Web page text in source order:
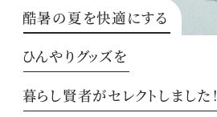
酷暑の夏を快適にする
ひんやりグッズを
暮らし賢者がセレクトしました！